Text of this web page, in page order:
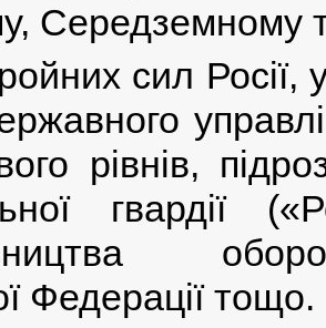
Середземному
сил Росії,
рівнів,
гвардії
Федерації тощо.